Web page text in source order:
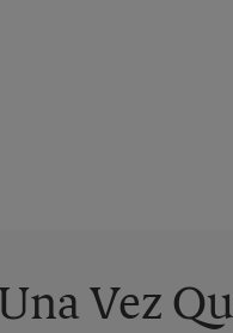
Una Vez